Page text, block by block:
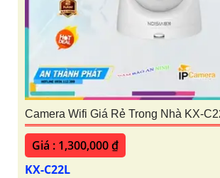
Camera Wifi Giá Rẻ Trong Nhà KX-
Giá : 1,300,000 ₫
KX-C22L